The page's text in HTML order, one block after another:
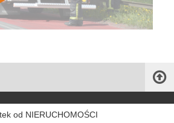
od NIERUCHOMOŚCI